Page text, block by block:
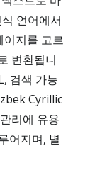
언어에서
지를 고르
변환됩니
검색 가능
Cyrillic
리에 유용
어지며, 별